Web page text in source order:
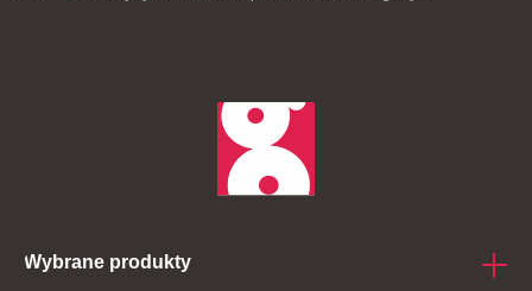
Wybrane produkty